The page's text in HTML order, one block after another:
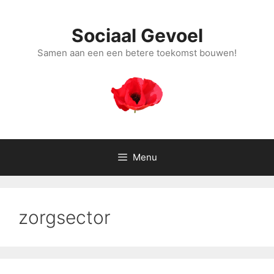
Sociaal Gevoel
Samen aan een een betere toekomst bouwen!
Menu
zorgsector